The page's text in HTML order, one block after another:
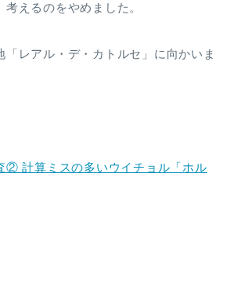
えるのをやめました。
「レアル・デ・カトルセ」に向かいま
② 計算ミスの多いウイチョル「ホル